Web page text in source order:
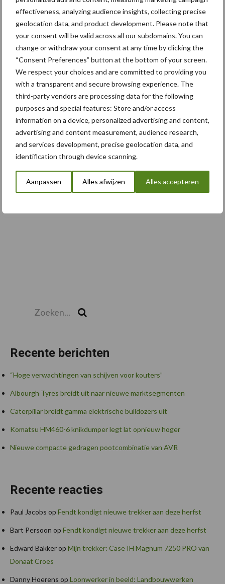
effectiveness, analyzing audience insights, collecting precise
geolocation data, and product development. Please note that
your consent will be valid across all our subdomains. You can
change or withdraw your consent at any time by clicking the
“Consent Preferences” button at the bottom of your screen.
We respect your choices and are committed to providing you
with a transparent and secure browsing experience. The
third-party vendors are processing data for the following
purposes and special features: Store and/or access
information on a device, personalized advertising and content,
advertising and content measurement, audience research,
and services development, precise geolocation data, and
identification through device scanning.
Aanpassen Alles afwijzen Alles accepteren
5 aug
Caterpillar breidt gamma
elektrische bulldozers uit
5 aug
Komatsu HM460-6 knikdumper legt
lat opnieuw hoger
5 aug
Nieuwe compacte gedragen
pootcombinatie van AVR
Toon meer
Recente berichten
“Hoge verwachtingen van schijven voor kouters”
Albourgh Tyres breidt uit naar nieuwe marktsegmenten
Caterpillar breidt gamma elektrische bulldozers uit
Komatsu HM460-6 knikdumper legt lat opnieuw hoger
Nieuwe compacte gedragen pootcombinatie van AVR
Recente reacties
Paul Jacobs op Fendt kondigt nieuwe trekker aan deze herfst
Bart Persoon op Fendt kondigt nieuwe trekker aan deze herfst
Edward Bakkerop Mijn trekker: Case IH Magnum 7250 PRO van
Donaat Croes
Danny Hoerens op Loonwerker in beeld: Landbouwwerken